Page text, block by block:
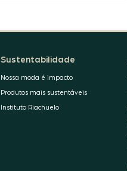
Sustentabilidade
Nossa moda é impacto
Produtos mais sustentáveis
Instituto Riachuelo